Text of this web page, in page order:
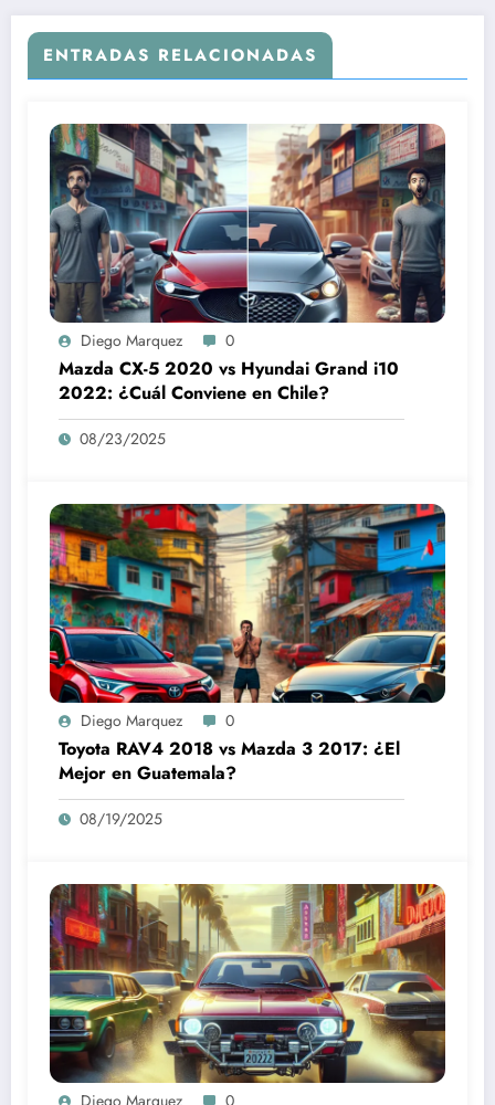
ENTRADAS RELACIONADAS
Diego Marquez 0
Mazda CX-5 2020 vs Hyundai Grand i10
2022: ¿Cuál Conviene en Chile?
08/23/2025
Diego Marquez 0
Toyota RAV4 2018 vs Mazda 3 2017: ¿El
Mejor en Guatemala?
08/19/2025